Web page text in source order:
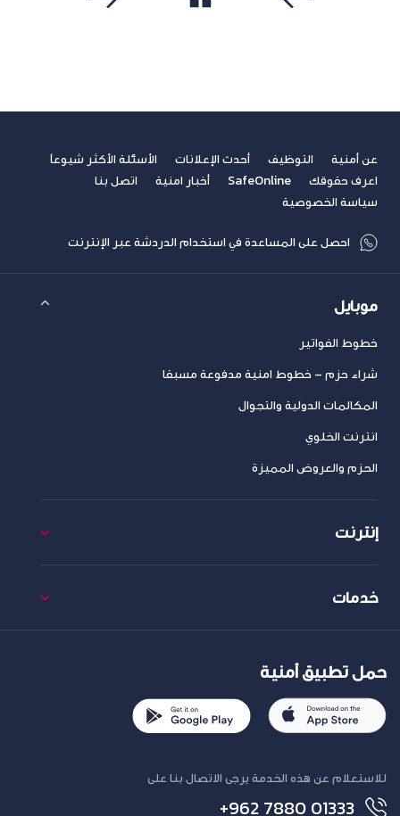
عن أمنية التوظيف أحدث الإعلانات
الأسئلة الأكثر شيوعاً
اعرف حقوقك
SafeOnline أخبار امنية
اتصل بنا
سياسة الخصوصية
احصل على المساعدة في استخدام الدردشة عبر الإنترنت
موبايل
خطوط الفواتير
شراء حزم – خطوط امنية مدفوعة مسبقا
المكالمات الدولية والتجوال
انترنت الخلوي
الحزم والعروض المميزة
إنترنت
خدمات
حمل تطبيق أمنية
للاستعلام عن هذه الخدمة يرجى الاتصال بنا على
+962 7880 01333